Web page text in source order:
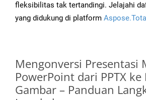
fleksibilitas tak tertandingi. Jelajahi
yang didukung di platform
Mengonversi Presentasi
PowerPoint dari PPTX
Gambar – Panduan